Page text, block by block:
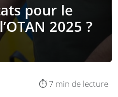
pour le
2025 ?
⏱️ 7 min de lecture